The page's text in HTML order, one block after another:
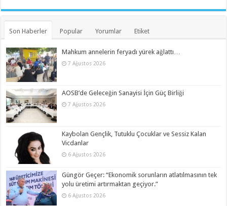
Son Haberler Popular Yorumlar Etiket
Mahkum annelerin feryadı yürek ağlattı…
7 Ağustos 2026
AOSB’de Geleceğin Sanayisi İçin Güç Birliği
7 Ağustos 2026
Kaybolan Gençlik, Tutuklu Çocuklar ve Sessiz Kalan
Vicdanlar
6 Ağustos 2026
Güngör Geçer: “Ekonomik sorunların atlatılmasının tek
yolu üretimi artırmaktan geçiyor.”
6 Ağustos 2026